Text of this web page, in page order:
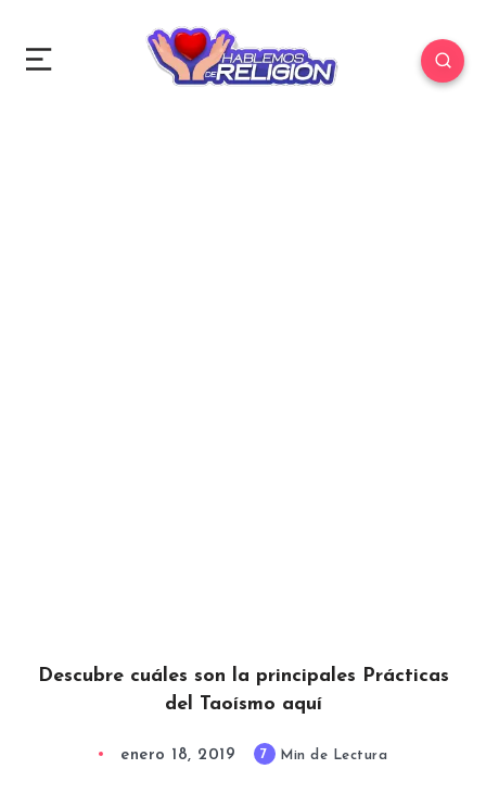
Descubre cuáles son la principales Prácticas
del Taoísmo aquí
enero 18, 2019 7 Min de Lectura